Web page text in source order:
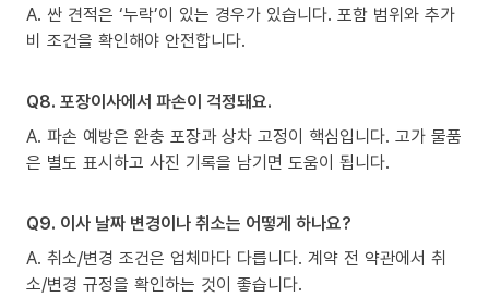
A. 싼 견적은 ‘누락’이 있는 경우가 있습니다. 포함 범위와 추가
비 조건을 확인해야 안전합니다.
Q8. 포장이사에서 파손이 걱정돼요.
A. 파손 예방은 완충 포장과 상차 고정이 핵심입니다. 고가 물품
은 별도 표시하고 사진 기록을 남기면 도움이 됩니다.
Q9. 이사 날짜 변경이나 취소는 어떻게 하나요?
A. 취소/변경 조건은 업체마다 다릅니다. 계약 전 약관에서 취
소/변경 규정을 확인하는 것이 좋습니다.